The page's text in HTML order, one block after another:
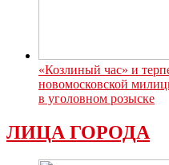
«Козлиный час» и
новомосковской
в уголовном розыске
ЛИЦА ГОРОДА